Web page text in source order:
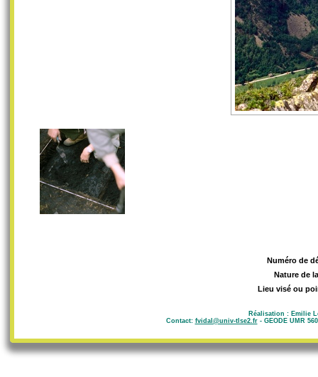
Numéro de
Nature de
Lieu visé ou
Réalisation : Emilie
Contact: fvidal@univ-tlse2.fr- GEODE UMR